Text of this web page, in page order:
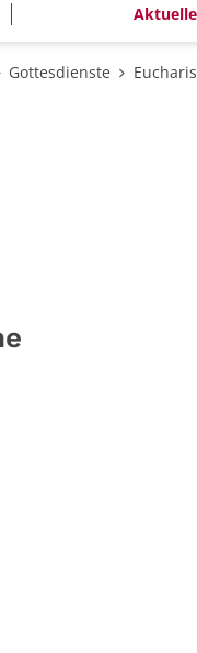
Gottesdienste